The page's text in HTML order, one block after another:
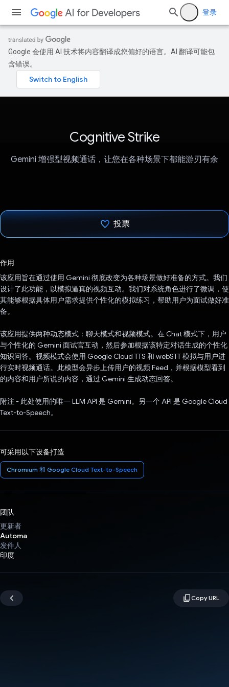
登录
Google 会使用 AI 技术将内容翻译成您偏好的语言。AI 翻译可能包
含错误。
Cognitive Strike
Gemini 增强型视频通话，让您在各种场景下都能游刃有余
投票
作用
该应用旨在通过使用 Gemini 彻底改变为各种场景做好准备的方式。我们
设计了此功能，以模拟逼真的视频互动。我们对系统角色进行了微调，使
其能够根据具体用户需求提供个性化的模拟练习，帮助用户为面试做好准
备。
该应用提供两种动态模式：聊天模式和视频模式。在 Chat 模式下，用户
与个性化的 Gemini 面试官互动，然后参加根据该特定对话生成的个性化
知识问答。视频模式会使用 Google Cloud TTS 和 webSTT 模拟与用户进
行实时视频通话。此模型会异步上传用户的视频 Feed，并根据模型看到
的内容和用户所说的内容，通过 Gemini 生成动态回答。
附注 - 此处使用的唯一 LLM API 是 Gemini。另一个 API 是 Google Cloud
Text-to-Speech。
可采用以下设备打造
Chromium 和 Google Cloud Text-to-Speech
团队
更新者
Automa
发件人
印度